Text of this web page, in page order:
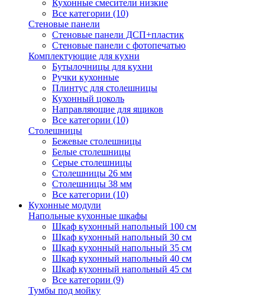
Кухонные смесители низкие
Все категории (10)
Стеновые панели
Стеновые панели ДСП+пластик
Стеновые панели с фотопечатью
Комплектующие для кухни
Бутылочницы для кухни
Ручки кухонные
Плинтус для столешницы
Кухонный цоколь
Направляющие для ящиков
Все категории (10)
Столешницы
Бежевые столешницы
Белые столешницы
Серые столешницы
Столешницы 26 мм
Столешницы 38 мм
Все категории (10)
Кухонные модули
Напольные кухонные шкафы
Шкаф кухонный напольный 100 см
Шкаф кухонный напольный 30 см
Шкаф кухонный напольный 35 см
Шкаф кухонный напольный 40 см
Шкаф кухонный напольный 45 см
Все категории (9)
Тумбы под мойку